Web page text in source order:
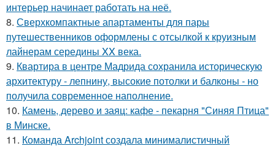
интерьер начинает работать на неё.
8. Сверхкомпактные апартаменты для пары
путешественников оформлены с отсылкой к круизным
лайнерам середины XX века.
9. Квартира в центре Мадрида сохранила историческую
архитектуру - лепнину, высокие потолки и балконы - но
получила современное наполнение.
10. Камень, дерево и заяц: кафе - пекарня "Синяя Птица"
в Минске.
11. Команда Archjoint создала минималистичный